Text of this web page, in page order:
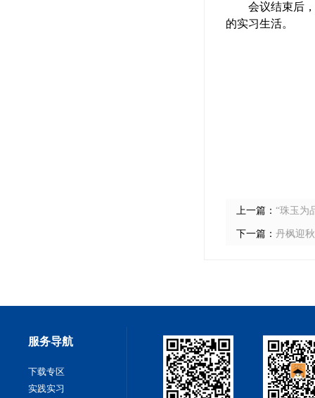
会议结束后
的实习生活。
上一篇： “珠玉为
下一篇： 丹枫迎
服务导航
下载专区
实践实习